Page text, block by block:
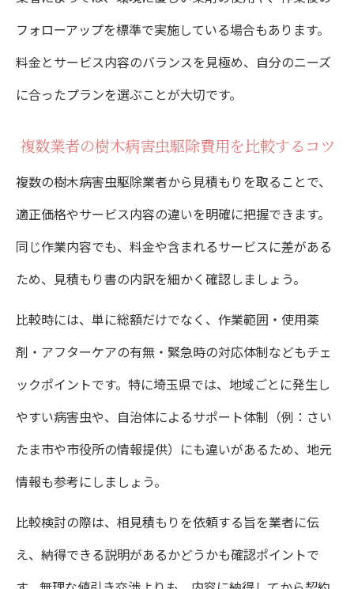
フォローアップを標準で実施している場合もあります。
料金とサービス内容のバランスを見極め、自分のニーズ
に合ったプランを選ぶことが大切です。
複数業者の樹木病害虫駆除費用を比較するコツ
複数の樹木病害虫駆除業者から見積もりを取ることで、
適正価格やサービス内容の違いを明確に把握できます。
同じ作業内容でも、料金や含まれるサービスに差がある
ため、見積もり書の内訳を細かく確認しましょう。
比較時には、単に総額だけでなく、作業範囲・使用薬
剤・アフターケアの有無・緊急時の対応体制などもチェ
ックポイントです。特に埼玉県では、地域ごとに発生し
やすい病害虫や、自治体によるサポート体制（例：さい
たま市や市役所の情報提供）にも違いがあるため、地元
情報も参考にしましょう。
比較検討の際は、相見積もりを依頼する旨を業者に伝
え、納得できる説明があるかどうかも確認ポイントで